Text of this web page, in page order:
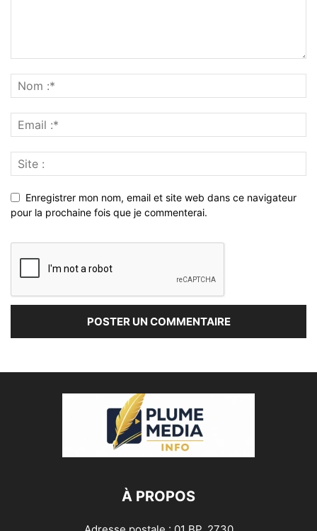
Enregistrer mon nom, email et site web dans ce navigateur
pour la prochaine fois que je commenterai.
À PROPOS